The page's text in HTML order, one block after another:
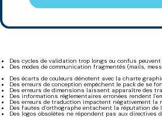
Des cycles de validation trop longs ou confus
Des modes de communication fragmentés (mails,
Des écarts de couleurs dénotent avec la charte
Des erreurs de conception empêchent le pack de se
Des erreurs de dimensions laissent apparaître des
Des informations réglementaires erronées rendent
Des erreurs de traduction impactent négativement la
Des fautes d’orthographe entachent la réputation de
Des logos obsolètes ne répondent pas aux directives